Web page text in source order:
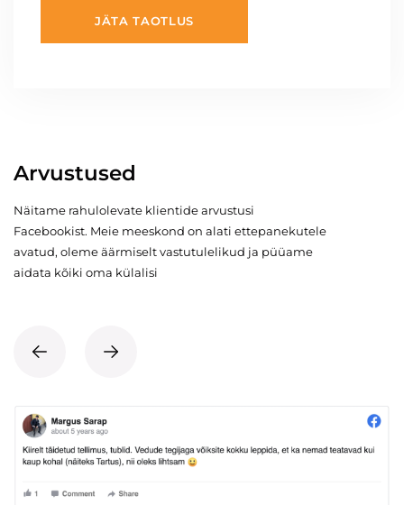
JÄTA TAOTLUS
Arvustused
Näitame rahulolevate klientide arvustusi
Facebookist. Meie meeskond on alati ettepanekutele
avatud, oleme äärmiselt vastutulelikud ja püüame
aidata kõiki oma külalisi